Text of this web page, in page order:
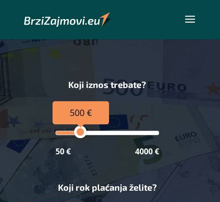
Koji iznos trebate?
500 €
50 € 4000 €
Koji rok plaćanja želite?